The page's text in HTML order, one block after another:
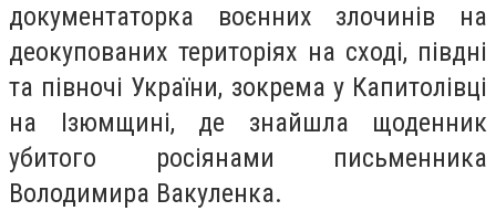
документаторка воєнних злочинів на
деокупованих територіях на сході, півдні
та півночі України, зокрема у Капитолівці
на Ізюмщині, де знайшла щоденник
убитого росіянами письменника
Володимира Вакуленка.